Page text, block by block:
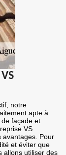
notre
apte à
façade et
VS
avantages. Pour
et éviter que
allons utiliser des